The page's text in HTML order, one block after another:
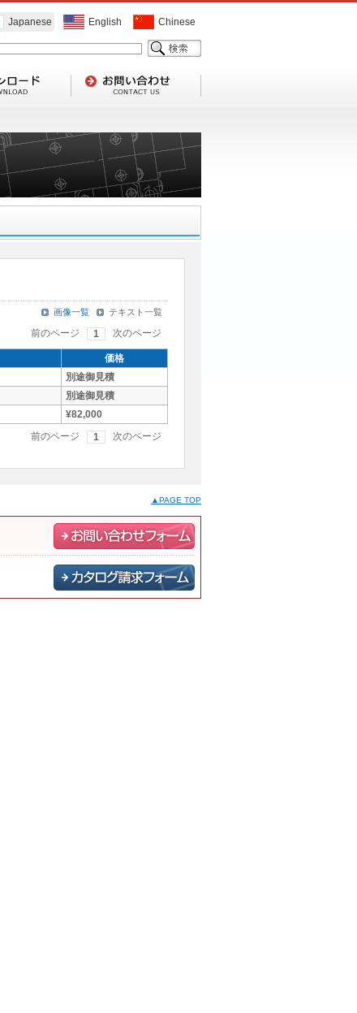
Japanese English Chinese
画像一覧 テキスト一覧
前のページ 1 次のページ
価格
別途御見積
別途御見積
¥82,000
前のページ 1 次のページ
▲PAGE TOP